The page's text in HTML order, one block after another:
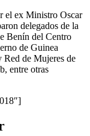
el ex Ministro Oscar
delegados de la
Benín del Centro
de Guinea
de Mujeres de
entre otras